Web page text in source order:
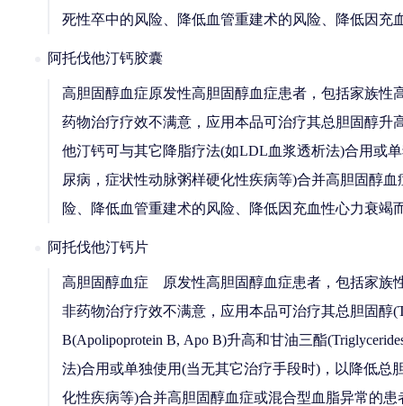
死性卒中的风险、降低血管重建术的风险、降低因
阿托伐他汀钙胶囊
高胆固醇血症原发性高胆固醇血症患者，包括家族性
药物治疗疗效不满意，应用本品可治疗其总胆固醇
他汀钙可与其它降脂疗法(如LDL血浆透析法)合用或
尿病，症状性动脉粥样硬化性疾病等)合并高胆固醇
险、降低血管重建术的风险、降低因充血性心力衰竭
阿托伐他汀钙片
高胆固醇血症 原发性高胆固醇血症患者，包括家族
非药物治疗疗效不满意，应用本品可治疗其总胆固醇
B(Apolipoprotein B, Apo B)升高和甘油三酯
法)合用或单独使用(当无其它治疗手段时)，以降低
化性疾病等)合并高胆固醇血症或混合型血脂异常的